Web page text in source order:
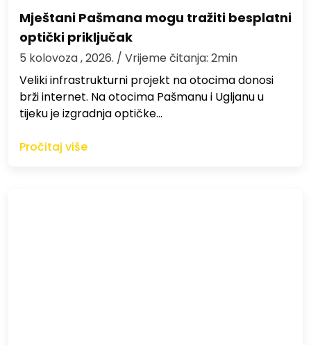
Mještani Pašmana mogu tražiti besplatni
optički priključak
5 kolovoza , 2026. / Vrijeme čitanja: 2min
Veliki infrastrukturni projekt na otocima donosi
brži internet. Na otocima Pašmanu i Ugljanu u
tijeku je izgradnja optičke…
Pročitaj više